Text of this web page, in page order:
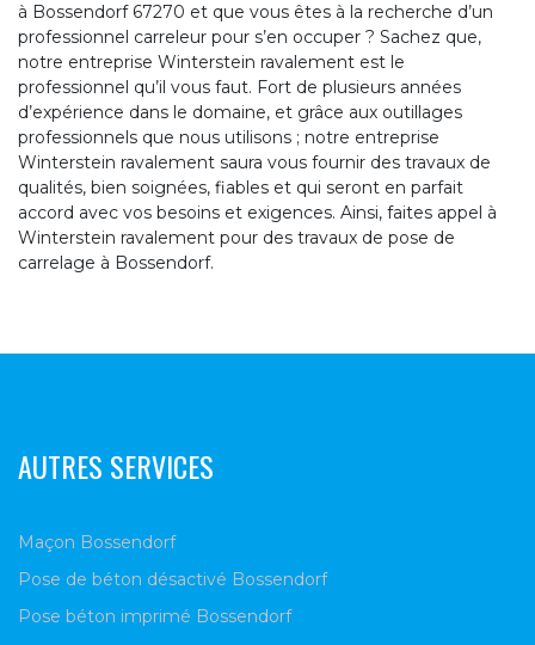
à Bossendorf 67270 et que vous êtes à la recherche d’un
professionnel carreleur pour s’en occuper ? Sachez que,
notre entreprise Winterstein ravalement est le
professionnel qu’il vous faut. Fort de plusieurs années
d’expérience dans le domaine, et grâce aux outillages
professionnels que nous utilisons ; notre entreprise
Winterstein ravalement saura vous fournir des travaux de
qualités, bien soignées, fiables et qui seront en parfait
accord avec vos besoins et exigences. Ainsi, faites appel à
Winterstein ravalement pour des travaux de pose de
carrelage à Bossendorf.
AUTRES SERVICES
Maçon Bossendorf
Pose de béton désactivé Bossendorf
Pose béton imprimé Bossendorf